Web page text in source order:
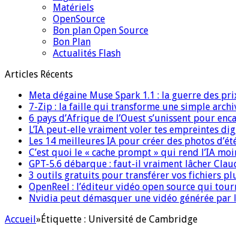
Matériels
OpenSource
Bon plan Open Source
Bon Plan
Actualités Flash
Articles Récents
Meta dégaine Muse Spark 1.1 : la guerre des
7-Zip : la faille qui transforme une simple
6 pays d’Afrique de l’Ouest s’unissent pour
L’IA peut-elle vraiment voler tes empreintes
Les 14 meilleures IA pour créer des photos
C’est quoi le « cache prompt » qui rend l’IA
GPT-5.6 débarque : faut-il vraiment lâcher
3 outils gratuits pour transférer vos fichiers
OpenReel : l’éditeur vidéo open source qui
Nvidia peut démasquer une vidéo générée par
Accueil»Étiquette : Université de Cambridge